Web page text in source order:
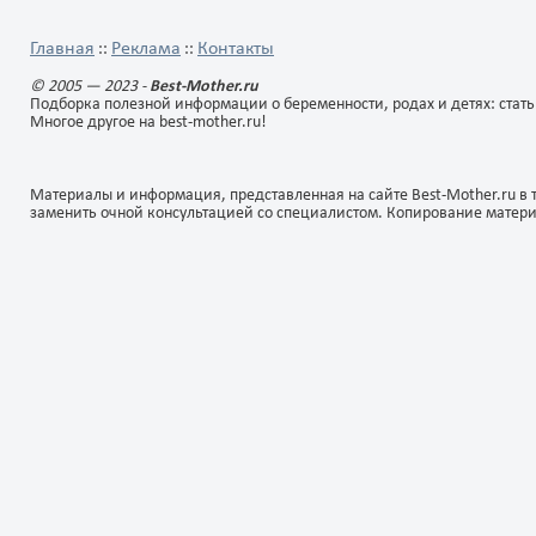
Главная :: Реклама :: Контакты
© 2005 — 2023 - Best-Mother.ru
Подборка полезной информации о беременности, родах и детях:
Многое другое на best-mother.ru!
Материалы и информация, представленная на сайте Best-Mother.ru
заменить очной консультацией со специалистом. Копирование